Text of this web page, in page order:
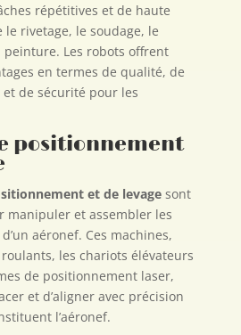
répétitives et de haute
rivetage, le soudage, le
peinture. Les robots offrent
en termes de qualité, de
de sécurité pour les
positionnement
et de levagesont
manipuler et assembler les
aéronef. Ces machines,
les chariots élévateurs
de positionnement laser,
et d’aligner avec précision
l’aéronef.